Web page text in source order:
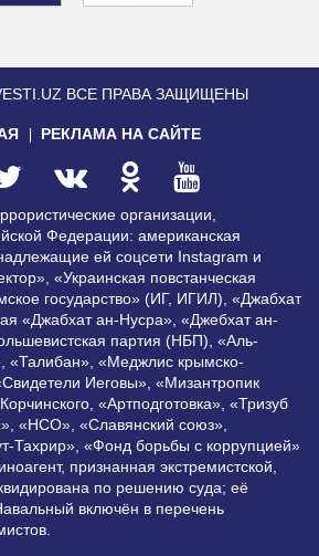
ВСЕ ПРАВА ЗАЩИЩЕНЫ
РЕКЛАМА НА САЙТЕ
организации,
Федерации: американская
ей соцсети Instagram и
«Украинская повстанческая
государство» (ИГ, ИГИЛ), «Джабхат
«Джабхат ан-Нусра», «Джебхат ан-
партия (НБП), «Аль-
«Меджлис крымско-
Иеговы», «Мизантропик
«Артподготовка», «Тризуб
«НСО», «Славянский союз»,
Тахрир», «Фонд борьбы с коррупцией»
признанная экстремистской,
по решению суда; её
включён в перечень